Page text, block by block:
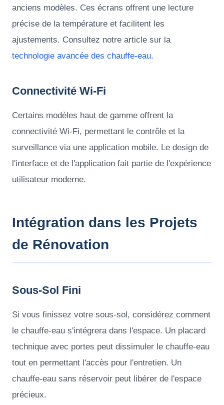
anciens modèles. Ces écrans offrent une lecture
précise de la température et facilitent les
ajustements. Consultez notre article sur la
technologie avancée des chauffe-eau.
Connectivité Wi-Fi
Certains modèles haut de gamme offrent la
connectivité Wi-Fi, permettant le contrôle et la
surveillance via une application mobile. Le design de
l'interface et de l'application fait partie de l'expérience
utilisateur moderne.
Intégration dans les Projets
de Rénovation
Sous-Sol Fini
Si vous finissez votre sous-sol, considérez comment
le chauffe-eau s'intégrera dans l'espace. Un placard
technique avec portes peut dissimuler le chauffe-eau
tout en permettant l'accès pour l'entretien. Un
chauffe-eau sans réservoir peut libérer de l'espace
précieux.